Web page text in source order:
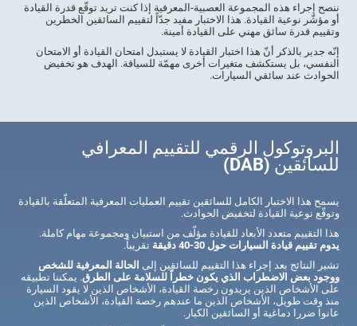
ننصح إجراء هذه المجموعة العصبية-المعرفية إذا كنت تريد توقّع قدرة القيادة
أو مؤشّر نوعية القيادة. هذا الاختبار مفيد جدّاً لتقييم السائقين الخطرين
وتقييم قدرة سائق مهني على القيادة أمينة.
إنّه جدير بالذكر أنّ هذا اختبار القيادة لا يستبدل امتحان القيادة أو الامتحان
النفسي، بل يستكشف متغيرات أخرى مهمّة للسياقة. الهدف هو تخفيض
الحوادث عند سائقي السيارات.
البروتوكول الرقمي للتقييم المعرافي
للسائقين (DAB)
يسمح هذا الاختبار الكامل للسائقين تقييم العمليات المعرفية المتعلّقة بالقيادة
وتوقّع نوعية القيادة لتخفيض الحوادث.
هذا التقييم متعدد الأبعاد للقيادة مؤلّف من استبيان ومجموعة مهام كاملة.
يدوم تقييم قيادة السيارات حول 30-40 دقيقة
تقريباً.
تشير النتائج بعد إجراء هذا التقييم للسائقين إلى الحالة المعرفية للشخص
ووجود بعض الاضطراب الذي يكون خطراً للسلامة على الطرق. يمكننا تطبيقه
على الأشخاص الذين يريدون رخصة القيادة، الأشخاص الذين لا يقود السيارة
منذ وقت طويل، الأشخاص الذين ما عندهم رخصة القيادة، الأشخاص الذين
عانوا ضررا دماغية أو السائقين الكبار.